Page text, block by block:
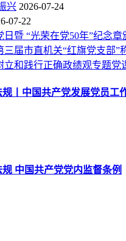
兴 2026-07-24
07-22
暨 “光荣在党50年”纪念章
届市直机关“红旗党支部”
立和践行正确政绩观专题党
丨中国共产党发展党员工
中国共产党党内监督条例